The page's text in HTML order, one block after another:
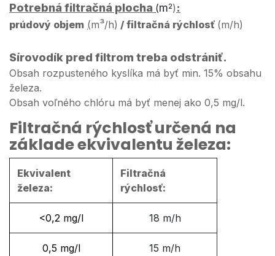
Potrebná filtračná plocha (m2) :
prúdový objem (m³/h) / filtračná rýchlosť (m/h)
Sírovodík pred filtrom treba odstrániť.
Obsah rozpusteného kyslíka má byť min. 15% obsahu
železa.
Obsah voľného chlóru má byť menej ako 0,5 mg/l.
Filtračná rýchlosť určená na
základe ekvivalentu železa:
Ekvivalent
železa:
Filtračná
rýchlosť:
<0,2 mg/l 18 m/h
0,5 mg/l 15 m/h